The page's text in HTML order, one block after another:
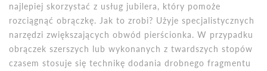
najlepiej skorzystać z usług jubilera, który pomoże
rozciągnąć obrączkę. Jak to zrobi? Użyje specjalistycznych
narzędzi zwiększających obwód pierścionka. W przypadku
obrączek szerszych lub wykonanych z twardszych stopów
czasem stosuje się technikę dodania drobnego fragmentu